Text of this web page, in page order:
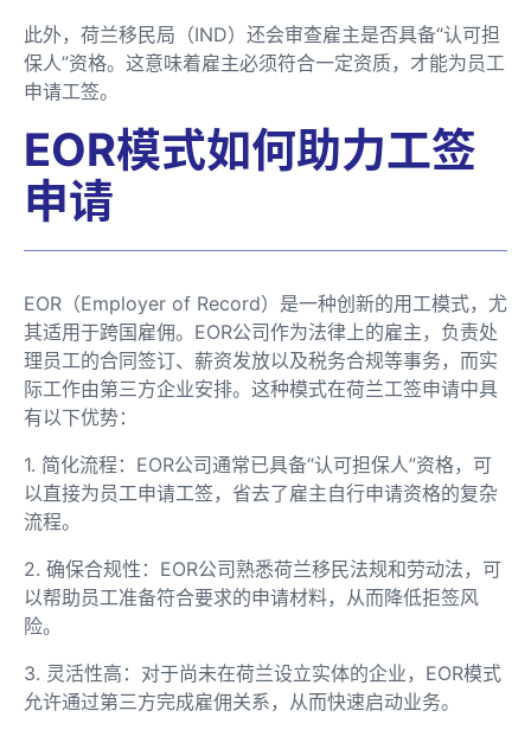
此外，荷兰移民局（IND）还会审查雇主是否具备“认可担
保人”资格。这意味着雇主必须符合一定资质，才能为员工
申请工签。
EOR模式如何助力工签
申请
EOR（Employer of Record）是一种创新的用工模式，尤
其适用于跨国雇佣。EOR公司作为法律上的雇主，负责处
理员工的合同签订、薪资发放以及税务合规等事务，而实
际工作由第三方企业安排。这种模式在荷兰工签申请中具
有以下优势：
1. 简化流程：EOR公司通常已具备“认可担保人”资格，可
以直接为员工申请工签，省去了雇主自行申请资格的复杂
流程。
2. 确保合规性：EOR公司熟悉荷兰移民法规和劳动法，可
以帮助员工准备符合要求的申请材料，从而降低拒签风
险。
3. 灵活性高：对于尚未在荷兰设立实体的企业，EOR模式
允许通过第三方完成雇佣关系，从而快速启动业务。